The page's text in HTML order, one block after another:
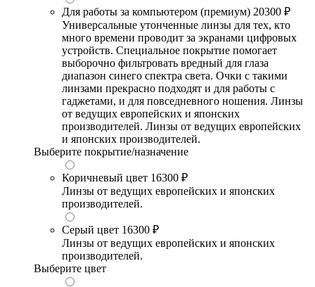
Для работы за компьютером (премиум) 20300 ₽
Универсальные утонченные линзы для тех, кто
много времени проводит за экранами цифровых
устройств. Специальное покрытие помогает
выборочно фильтровать вредный для глаза
диапазон синего спектра света. Очки с такими
линзами прекрасно подходят и для работы с
гаджетами, и для повседневного ношения. Линзы
от ведущих европейских и японских
производителей. Линзы от ведущих европейских
и японских производителей.
Выберите покрытие/назначение
Коричневый цвет 16300 ₽
Линзы от ведущих европейских и японских
производителей.
Серый цвет 16300 ₽
Линзы от ведущих европейских и японских
производителей.
Выберите цвет